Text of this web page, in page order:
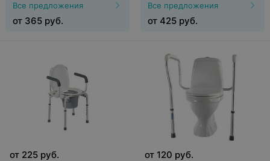
Все предложения
от 365 руб.
Все предложения
от 425 руб.
от 225 руб. от 120 руб.